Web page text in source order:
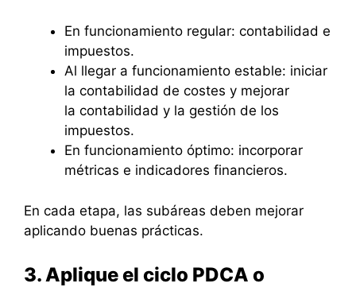
En funcionamiento regular: contabilidad e
impuestos.
Al llegar a funcionamiento estable: iniciar
la contabilidad de costes y mejorar
la contabilidad y la gestión de los
impuestos.
En funcionamiento óptimo: incorporar
métricas e indicadores financieros.
En cada etapa, las subáreas deben mejorar
aplicando buenas prácticas.
3. Aplique el ciclo PDCA o